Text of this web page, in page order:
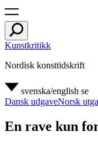
Kunstkritikk
Nordisk konsttidskrift
svenska/english se
Dansk udgaveNorsk
En rave kun